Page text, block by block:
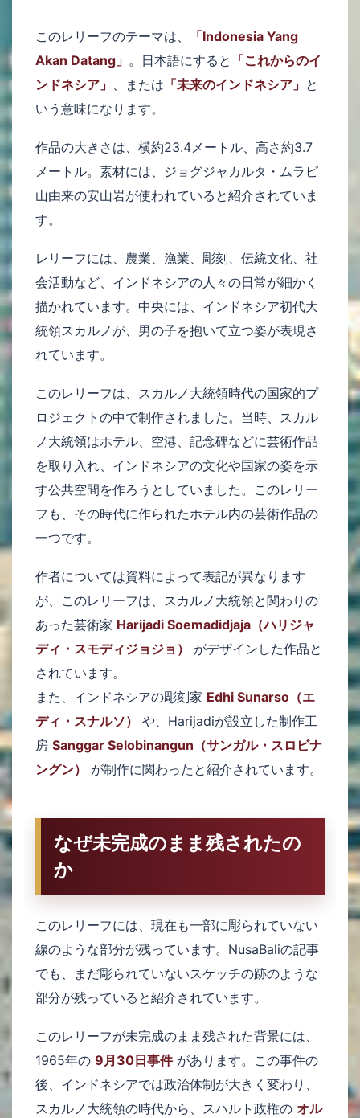
このレリーフのテーマは、
「Indonesia Yang
Akan Datang」 。日本語にすると 「これからのイ
ンドネシア」 、または 「未来のインドネシア」 と
いう意味になります。
作品の大きさは、横約23.4メートル、高さ約3.7
メートル。素材には、ジョグジャカルタ・ムラピ
山由来の安山岩が使われていると紹介されていま
す。
レリーフには、農業、漁業、彫刻、伝統文化、社
会活動など、インドネシアの人々の日常が細かく
描かれています。中央には、インドネシア初代大
統領スカルノが、男の子を抱いて立つ姿が表現さ
れています。
このレリーフは、スカルノ大統領時代の国家的プ
ロジェクトの中で制作されました。当時、スカル
ノ大統領はホテル、空港、記念碑などに芸術作品
を取り入れ、インドネシアの文化や国家の姿を示
す公共空間を作ろうとしていました。このレリー
フも、その時代に作られたホテル内の芸術作品の
一つです。
作者については資料によって表記が異なります
が、このレリーフは、スカルノ大統領と関わりの
あった芸術家 Harijadi Soemadidjaja（ハリジャ
ディ・スモディジョジョ）
がデザインした作品と
されています。
また、インドネシアの彫刻家 Edhi Sunarso（エ
ディ・スナルソ）
や、Harijadiが設立した制作工
房 Sanggar Selobinangun（サンガル・スロビナ
ングン）
が制作に関わったと紹介されています。
なぜ未完成のまま残されたの
か
このレリーフには、現在も一部に彫られていない
線のような部分が残っています。NusaBaliの記事
でも、まだ彫られていないスケッチの跡のような
部分が残っていると紹介されています。
このレリーフが未完成のまま残された背景には、
1965年の 9月30日事件があります。この事件の
後、インドネシアでは政治体制が大きく変わり、
スカルノ大統領の時代から、スハルト政権の オル